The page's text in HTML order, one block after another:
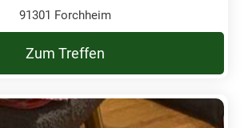
91301 Forchheim
Zum Treffen